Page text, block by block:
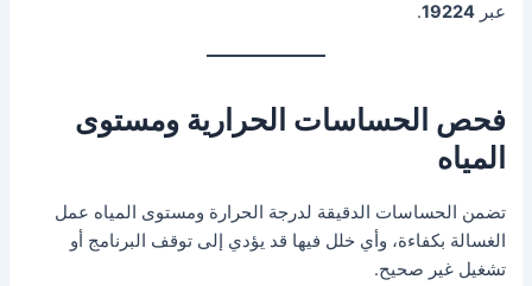
عبر19224
.
فحص الحساسات الحرارية ومستوى
المياه
تضمن الحساسات الدقيقة لدرجة الحرارة ومستوى المياه عمل
الغسالة بكفاءة، وأي خلل فيها قد يؤدي إلى توقف البرنامج أو
تشغيل غير صحيح.